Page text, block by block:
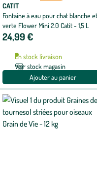
CATIT
Fontaine à eau pour chat blanche et
verte Flower Mini 2.0 Catit - 1,5 L
24,99 €
En stock livraison
Voir stock magasin
Ajouter au panier